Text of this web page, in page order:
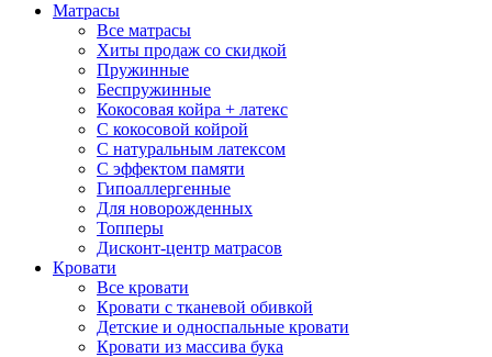
Матрасы
Все матрасы
Хиты продаж со скидкой
Пружинные
Беспружинные
Кокосовая койра + латекс
С кокосовой койрой
С натуральным латексом
С эффектом памяти
Гипоаллергенные
Для новорожденных
Топперы
Дисконт-центр матрасов
Кровати
Все кровати
Кровати с тканевой обивкой
Детские и односпальные кровати
Кровати из массива бука